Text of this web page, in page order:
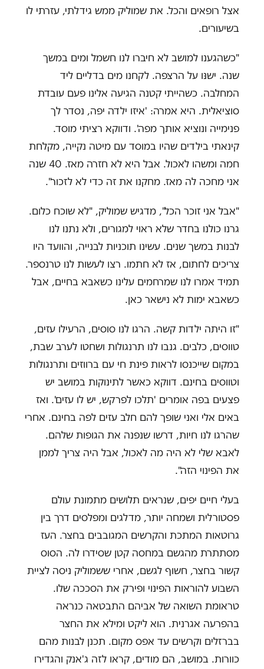
אצל רופאים והכל. את שמוליק ממש גידלתי, עזרתי לו
בשיעורים.
"כשהגענו למושב לא חיברו לנו חשמל ומים במשך
שנה. ישנּו על הרצפה. לקחנו מים בדליים ליד
המחלבה. כשהייתי קטנה הגיעה אלינו פעם עובדת
סוציאלית. היא אמרה: 'איזו ילדה יפה, נסדר לך
פנימייה ונוציא אותך מפה'. ודווקא רציתי מוסד.
קינאתי בילדים שהיו במוסד עם מיטה נקייה, מקלחת
חמה ומשהו לאכול. אבל היא לא חזרה מאז. 40 שנה
אני מחכה לה מאז. מחקנו את זה כדי לא לזכור".
"אבל אני זוכר הכל", מדגיש שמוליק, "לא שוכח כלום.
גרנו כולנו בחדר שלא ראוי למגורים, ולא נתנו לנו
לבנות במשך שנים. עשינו תוכניות לבנייה, והוועד היו
צריכים לחתום, אז לא חתמו. רצו לעשות לנו טרנספר.
תמיד אמרו לנו שמרחמים עלינו כשאבא בחיים, אבל
כשאבא ימות לא נישאר כאן.
"זו היתה ילדות קשה. הרגו לנו סוסים, הרעילו עזים,
טווסים, כלבים. גנבו לנו תרנגולות ושחטו לערב שבת,
במקום שייכנסו לראות פינת חי עם ברווזים ותרנגולות
וטווסים בחינם. דווקא כאשר לתינוקות במושב יש
פצעים בפה אומרים 'תלכו לפרקש, יש לו עזים'. ואז
באים אלי ואני שופך להם חלב עזים לפה בחינם. אחרי
שהרגו לנו חיות, דרשו שנפנה את הגופות שלהם.
לאבא שלי לא היה מה לאכול, אבל היה צריך לממן
את הפינוי הזה".
בעלי חיים יפים, שנראים תלושים מתמונת עולם
פסטורלית ושמחה יותר, מדלגים ומפלסים דרך בין
גרוטאות המתכת והקרשים המגובבים בחצר. העז
מסתתרת מהגשם במחסה קטן שסידרו לה. הסוס
קשור בחצר, חשוף לגשם, אחרי ששמוליק ניסה לציית
השבוע להוראות הפינוי ופירק את הסככה שלו.
טראומת השואה של אביהם התבטאה כנראה
בהפרעה אגרנית. הוא ליקט ומילא את החצר
בברזלים וקרשים עד אפס מקום. תכנן לבנות מהם
כוורות. במושב, הם מודים, קראו לזה ג'אנק והגדירו